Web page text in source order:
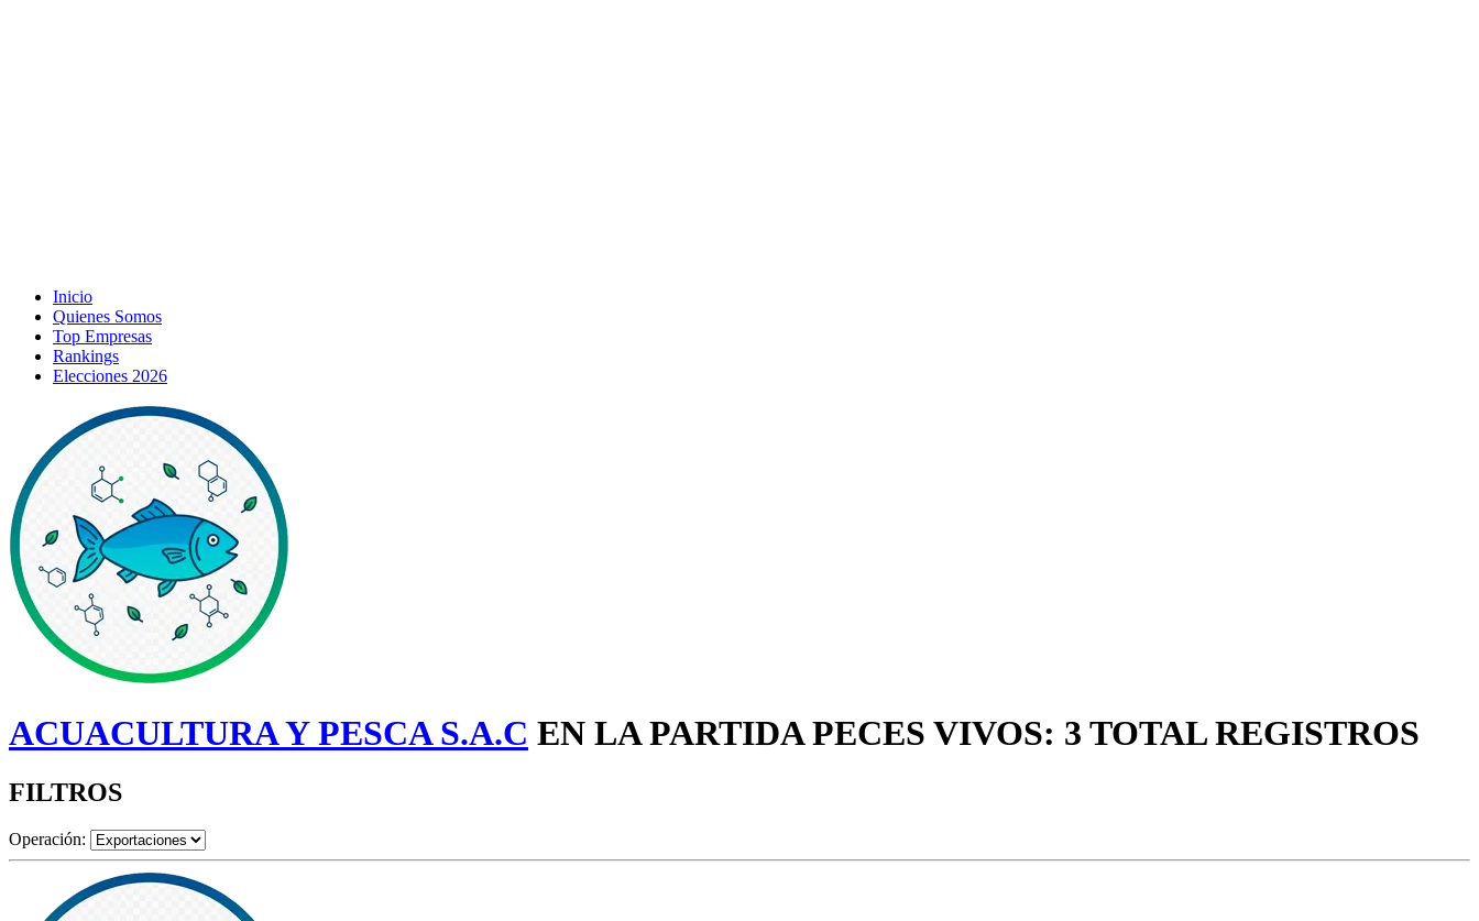
Inicio
Quienes Somos
Top Empresas
Rankings
Elecciones 2026
ACUACULTURA Y PESCA S.A.C EN LA PARTIDA PECES VIVOS: 3 TOTAL REGISTROS
FILTROS
Operación: